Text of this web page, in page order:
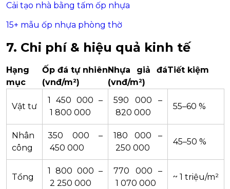
Cải tạo nhà bằng tấm ốp nhựa
15+ mẫu ốp nhựa phòng thờ
7. Chi phí & hiệu quả kinh tế
Hạng
mục
Ốp đá tự nhiên
(vnđ/m²)
Nhựa giả đá
(vnđ/m²)
Tiết kiệm
Vật tư
1 450 000 –
1 800 000
590 000 –
820 000
55–60 %
Nhân
công
350 000 –
450 000
180 000 –
250 000
45–50 %
Tổng
1 800 000 –
2 250 000
770 000 –
1 070 000
~ 1 triệu/m²